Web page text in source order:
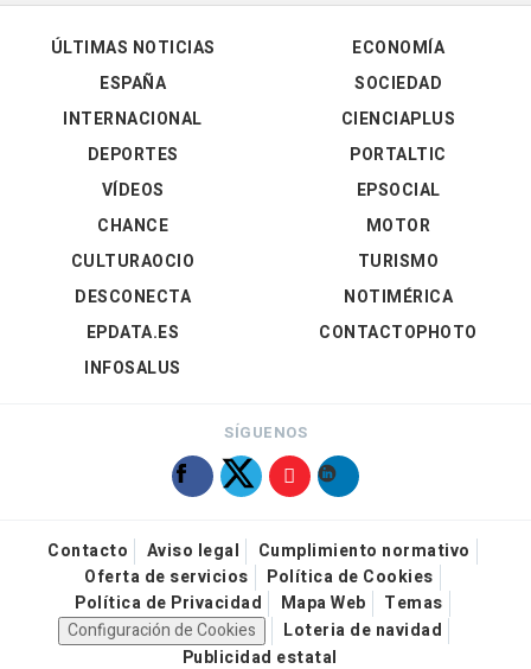
ÚLTIMAS NOTICIAS
ESPAÑA
INTERNACIONAL
DEPORTES
VÍDEOS
ECONOMÍA
SOCIEDAD
CIENCIAPLUS
PORTALTIC
EPSOCIAL
CHANCE
CULTURAOCIO
DESCONECTA
EPDATA.ES
INFOSALUS
MOTOR
TURISMO
NOTIMÉRICA
CONTACTOPHOTO
SÍGUENOS
Contacto Aviso legal
Cumplimiento normativo
Oferta de servicios
Política de Cookies
Política de Privacidad
Mapa Web
Temas
Configuración de Cookies
Loteria de navidad
Publicidad estatal